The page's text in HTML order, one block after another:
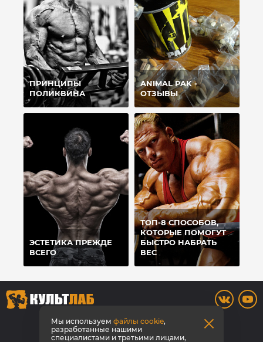
ПРИНЦИПЫ
ПОЛИКВИНА
ANIMAL PAK -
ОТЗЫВЫ
ЭСТЕТИКА ПРЕЖДЕ
ВСЕГО
ТОП-8 СПОСОБОВ,
КОТОРЫЕ ПОМОГУТ
БЫСТРО НАБРАТЬ
ВЕС
8 (3842) 446-373
Заказать звонок
Мы используемфайлы cookie,
разработанные нашими
специалистами и третьими лицами,